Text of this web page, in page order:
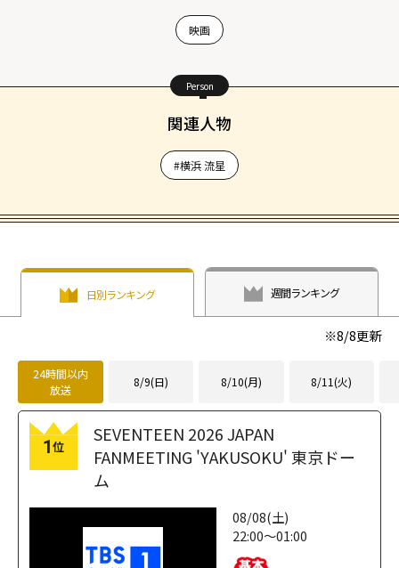
映画
Person
関連人物
#横浜 流星
日別ランキング 週間ランキング
※8/8更新
24時間以内
放送
8/9(日) 8/10(月) 8/11(火)
1位
SEVENTEEN 2026 JAPAN
FANMEETING 'YAKUSOKU' 東京ドー
ム
08/08(土)
22:00～01:00